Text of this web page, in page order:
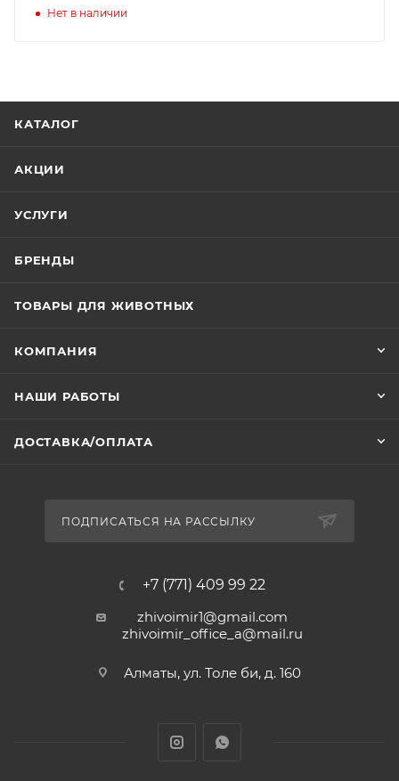
Нет в наличии
КАТАЛОГ
АКЦИИ
УСЛУГИ
БРЕНДЫ
ТОВАРЫ ДЛЯ ЖИВОТНЫХ
КОМПАНИЯ
НАШИ РАБОТЫ
ДОСТАВКА/ОПЛАТА
ПОДПИСАТЬСЯ НА РАССЫЛКУ
+7 (771) 409 99 22
zhivoimir1@gmail.com
zhivoimir_office_a@mail.ru
Алматы, ул. Толе би, д. 160